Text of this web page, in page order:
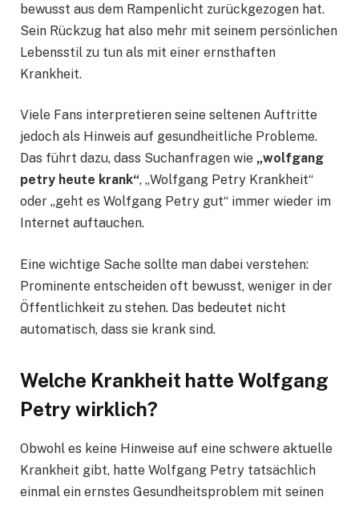
bewusst aus dem Rampenlicht zurückgezogen hat.
Sein Rückzug hat also mehr mit seinem persönlichen
Lebensstil zu tun als mit einer ernsthaften
Krankheit.
Viele Fans interpretieren seine seltenen Auftritte
jedoch als Hinweis auf gesundheitliche Probleme.
Das führt dazu, dass Suchanfragen wie „wolfgang
petry heute krank“, „Wolfgang Petry Krankheit“
oder „geht es Wolfgang Petry gut“ immer wieder im
Internet auftauchen.
Eine wichtige Sache sollte man dabei verstehen:
Prominente entscheiden oft bewusst, weniger in der
Öffentlichkeit zu stehen. Das bedeutet nicht
automatisch, dass sie krank sind.
Welche Krankheit hatte Wolfgang
Petry wirklich?
Obwohl es keine Hinweise auf eine schwere aktuelle
Krankheit gibt, hatte Wolfgang Petry tatsächlich
einmal ein ernstes Gesundheitsproblem mit seinen